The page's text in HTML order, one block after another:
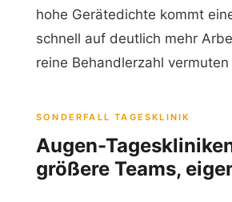
hohe Gerätedichte kommt
schnell auf deutlich mehr
reine Behandlerzahl
SONDERFALL TAGESKLINIK
Augen-
größere Teams,